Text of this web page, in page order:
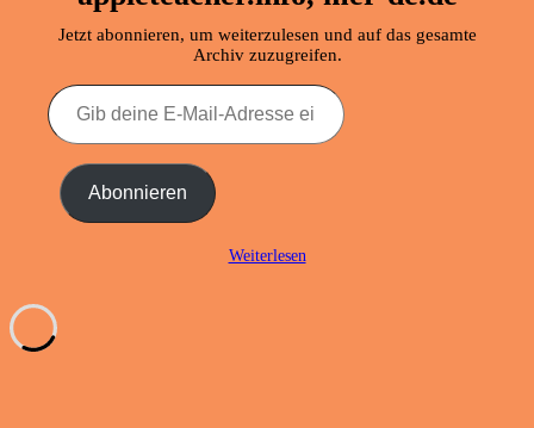
Jetzt abonnieren, um weiterzulesen und auf das gesamte
Archiv zuzugreifen.
Gib
deine
E-
Adresse
ein ... Abonnieren
Weiterlesen